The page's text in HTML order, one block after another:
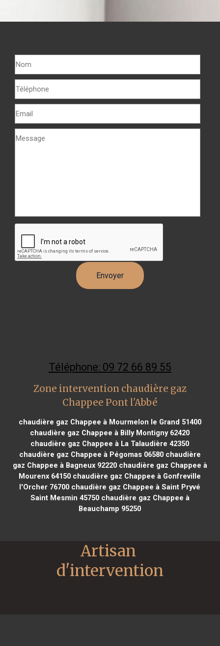
Téléphone: 09 72 66 89 55
Zone intervention chaudière gaz
Chappee Pont l'Abbé
chaudière gaz Chappee à Mourmelon le Grand 51400
chaudière gaz Chappee à Billy Montigny 62420
chaudière gaz Chappee à La Talaudière 42350
chaudière gaz Chappee à Pégomas 06580chaudière
gaz Chappee à Bagneux 92220chaudière gaz Chappee à
Mourenx 64150 chaudière gaz Chappee à Gonfreville
l'Orcher 76700 chaudière gaz Chappee à Saint Pryvé
Saint Mesmin 45750chaudière gaz Chappee à
Beauchamp 95250
Artisan
d'intervention